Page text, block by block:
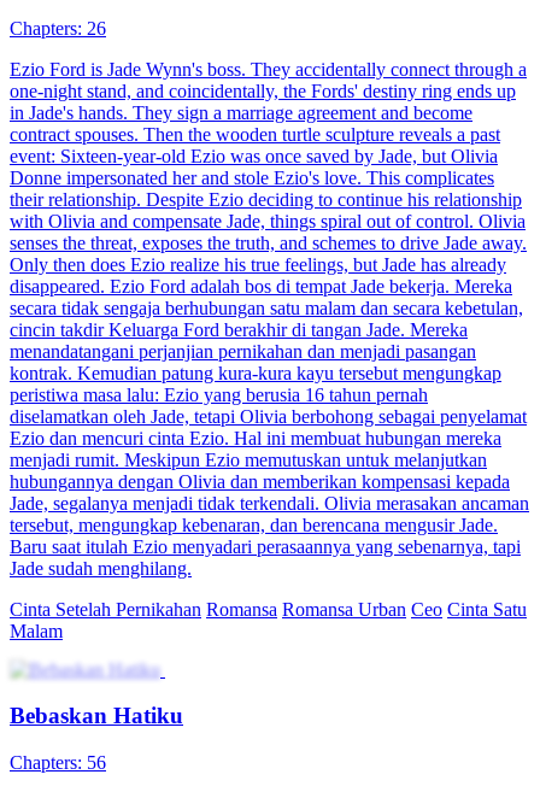
Chapters: 26
Ezio Ford is Jade Wynn's boss. They accidentally connect through a
one-night stand, and coincidentally, the Fords' destiny ring ends up
in Jade's hands. They sign a marriage agreement and become
contract spouses. Then the wooden turtle sculpture reveals a past
event: Sixteen-year-old Ezio was once saved by Jade, but Olivia
Donne impersonated her and stole Ezio's love. This complicates
their relationship. Despite Ezio deciding to continue his relationship
with Olivia and compensate Jade, things spiral out of control. Olivia
senses the threat, exposes the truth, and schemes to drive Jade away.
Only then does Ezio realize his true feelings, but Jade has already
disappeared. Ezio Ford adalah bos di tempat Jade bekerja. Mereka
secara tidak sengaja berhubungan satu malam dan secara kebetulan,
cincin takdir Keluarga Ford berakhir di tangan Jade. Mereka
menandatangani perjanjian pernikahan dan menjadi pasangan
kontrak. Kemudian patung kura-kura kayu tersebut mengungkap
peristiwa masa lalu: Ezio yang berusia 16 tahun pernah
diselamatkan oleh Jade, tetapi Olivia berbohong sebagai penyelamat
Ezio dan mencuri cinta Ezio. Hal ini membuat hubungan mereka
menjadi rumit. Meskipun Ezio memutuskan untuk melanjutkan
hubungannya dengan Olivia dan memberikan kompensasi kepada
Jade, segalanya menjadi tidak terkendali. Olivia merasakan ancaman
tersebut, mengungkap kebenaran, dan berencana mengusir Jade.
Baru saat itulah Ezio menyadari perasaannya yang sebenarnya, tapi
Jade sudah menghilang.
Cinta Setelah Pernikahan Romansa Romansa Urban Ceo Cinta Satu
Malam
Bebaskan Hatiku
Chapters: 56